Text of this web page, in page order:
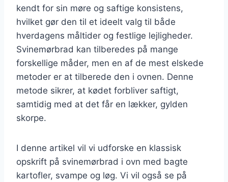
kendt for sin møre og saftige konsistens,
hvilket gør den til et ideelt valg til både
hverdagens måltider og festlige lejligheder.
Svinemørbrad kan tilberedes på mange
forskellige måder, men en af de mest elskede
metoder er at tilberede den i ovnen. Denne
metode sikrer, at kødet forbliver saftigt,
samtidig med at det får en lækker, gylden
skorpe.
I denne artikel vil vi udforske en klassisk
opskrift på svinemørbrad i ovn med bagte
kartofler, svampe og løg. Vi vil også se på